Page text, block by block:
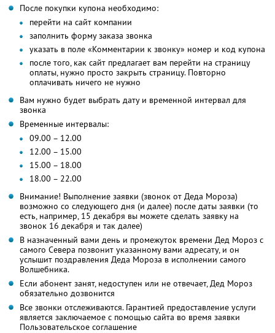
После покупки купона необходимо:
перейти на сайт компании
заполнить форму заказа звонка
указать в поле «Комментарии к звонку» номер и код купона
после того, как сайт предлагает вам перейти на страницу
оплаты, нужно просто закрыть страницу. Повторно
оплачивать ничего не нужно
Вам нужно будет выбрать дату и временной интервал для
звонка
Временные интервалы:
09.00 – 12.00
12.00 – 15.00
15.00 – 18.00
18.00 – 22.00
Внимание! Выполнение заявки (звонок от Деда Мороза)
возможно со следующего дня (и далее) после даты заявки (то
есть, например, 15 декабря вы можете сделать заявку на
звонок 16 декабря и так далее)
В назначенный вами день и промежуток времени Дед Мороз с
самого Севера позвонит указанному вами адресату, и он
услышит поздравления Деда Мороза в исполнении самого
Волшебника.
Если абонент занят, недоступен или не отвечает, Дед Мороз
обязательно дозвонится
Все звонки отслеживаются. Гарантией предоставление услуги
является заключаемое с помощью сайта во время заявки
Пользовательское соглашение